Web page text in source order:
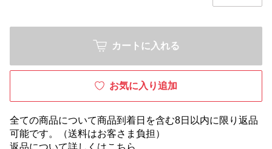
カートに入れる
お気に入り追加
全ての商品について商品到着日を含む8日以内に限り返品
可能です。（送料はお客さま負担）
返品について詳しくはこちら